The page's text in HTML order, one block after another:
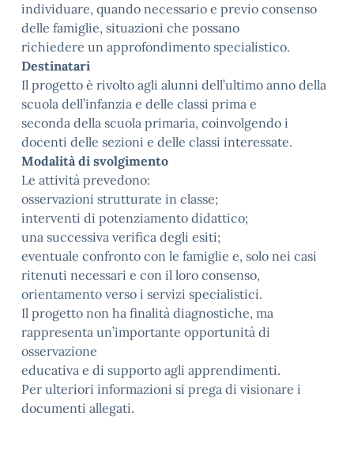
individuare, quando necessario e previo consenso
delle famiglie, situazioni che possano
richiedere un approfondimento specialistico.
Destinatari
Il progetto è rivolto agli alunni dell’ultimo anno della
scuola dell’infanzia e delle classi prima e
seconda della scuola primaria, coinvolgendo i
docenti delle sezioni e delle classi interessate.
Modalità di svolgimento
Le attività prevedono:
osservazioni strutturate in classe;
interventi di potenziamento didattico;
una successiva verifica degli esiti;
eventuale confronto con le famiglie e, solo nei casi
ritenuti necessari e con il loro consenso,
orientamento verso i servizi specialistici.
Il progetto non ha finalità diagnostiche, ma
rappresenta un’importante opportunità di
osservazione
educativa e di supporto agli apprendimenti.
Per ulteriori informazioni si prega di visionare i
documenti allegati.